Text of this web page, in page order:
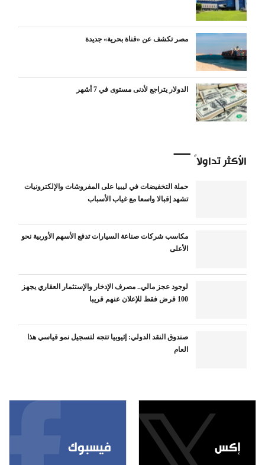
مصر تكشف عن «قناة بحرية» جديدة
الدولار يتراجع لأدنى مستوى في 7 أشهر
الأكثر تداولاً
حملة التخفيضات في ليبيا على المفروشات والإلكترونيات
تشهد إقبالا واسعا مع غياب الأسباب
مكاسب شركات صناعة السيارات تدفع الأسهم الأوربية نحو
الأعلى
لوجود عجز مالي.. مصرف الإدخار والإستثمار العقاري يجهز
100 قرض فقط للإعلان عنهم قريبا
صندوق النقد الدولي: إثيوبيا تتجه لتسجيل نمو قياسي هذا
العام
فيسبوك إكس